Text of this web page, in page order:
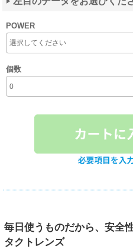
POWER
個数
毎日使うものだから、安全
タクトレンズ